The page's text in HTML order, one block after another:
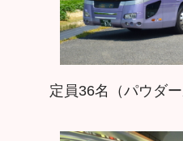
定員36名（パウダ